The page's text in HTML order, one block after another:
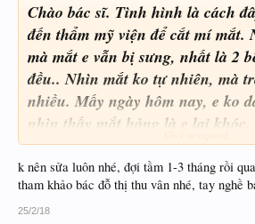
Chào bác sĩ. Tình hình là cách
đến thẩm mỹ viện để cắt mí mắt.
mà mắt e vẫn bị sưng, nhất là 2
đều.. Nhìn mắt ko tự nhiên, mà
nhiều. Mấy ngày hôm nay, e ko
nhìn thấy mắt hỏng là e lại
nào cả. E cũng ko muốn quay
làm hỏng mắt của e. E phải làm
liệu cắt mí mắt hỏng vậy có sửa
bác sĩ trả lời/
k nên sửa luôn nhé, đợi tầm 1-3 tháng rồi
tham khảo bác đỗ thị thu vân nhé, tay nghề
25/2/18